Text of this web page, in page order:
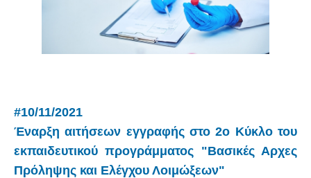
#10/11/2021
Έναρξη αιτήσεων εγγραφής στο 2ο Κύκλο του
εκπαιδευτικού προγράμματος "Βασικές Αρχες
Πρόληψης και Ελέγχου Λοιμώξεων"